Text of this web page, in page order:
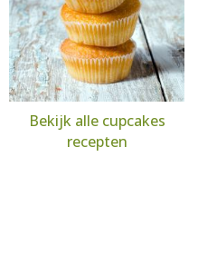
Bekijk alle cupcakes
recepten